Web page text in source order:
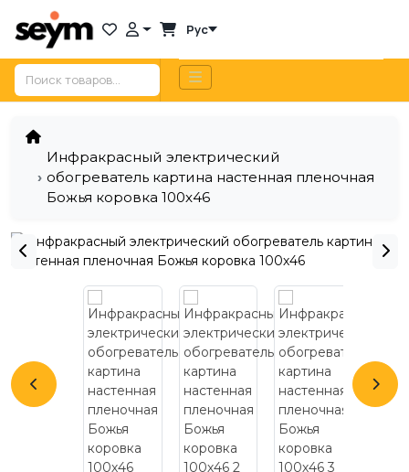
Рус
Инфракрасный электрический
обогреватель картина настенная пленочная
Божья коровка 100х46